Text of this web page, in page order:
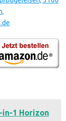
in-1 Horizon